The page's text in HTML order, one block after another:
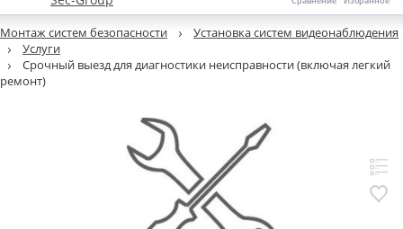
Монтаж систем безопасности
Установка систем видеонаблюдения
Услуги
Срочный выезд для диагностики неисправности (включая легкий
ремонт)